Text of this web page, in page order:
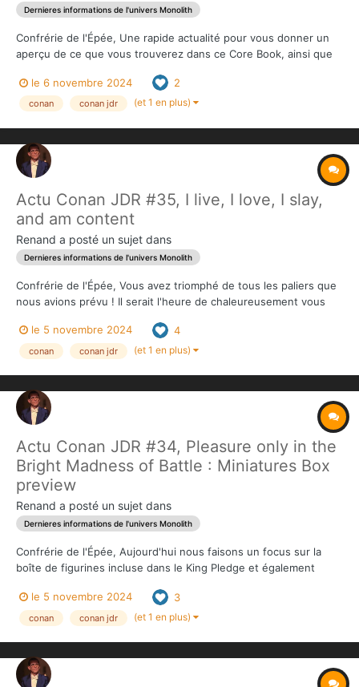
Dernieres informations de l'univers Monolith
Confrérie de l'Épée, Une rapide actualité pour vous donner un
aperçu de ce que vous trouverez dans ce Core Book, ainsi que
1 : Introduction: Un jeu de Sword and Sorcery Chapitre 2 :
Bienvenue dans un âge inso...
le 6 novembre 2024 2
conan conan jdr (et 1 en plus)
Actu Conan JDR #35, I live, I love, I slay,
and am content
Renand a posté un sujet dans
Dernieres informations de l'univers Monolith
Confrérie de l'Épée, Vous avez triomphé de tous les paliers que
nous avions prévu ! Il serait l'heure de chaleureusement vous
campagne! (spoilers : merci!) Trop nombreux sont leurs yeux et
leurs pattes. Surgissa...
le 5 novembre 2024 4
conan conan jdr (et 1 en plus)
Actu Conan JDR #34, Pleasure only in the
Bright Madness of Battle : Miniatures Box
preview
Renand a posté un sujet dans
Dernieres informations de l'univers Monolith
Confrérie de l'Épée, Aujourd'hui nous faisons un focus sur la
boîte de figurines incluse dans le King Pledge et également
le Corinthien en provenance de Mythic Battles Panthéon, ce qui
nous amène hors Stret...
le 5 novembre 2024 3
conan conan jdr (et 1 en plus)